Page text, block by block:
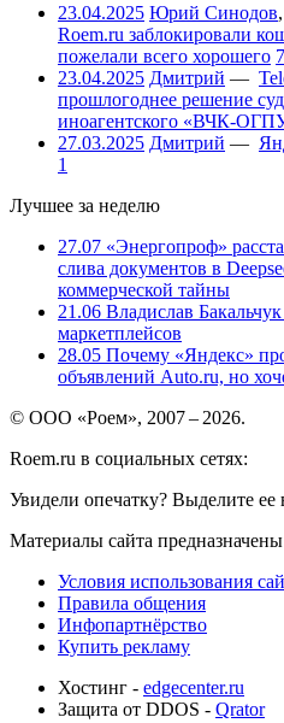
23.04.2025 Юрий Синодов,
Roem.ru заблокировали
пожелали всего хорошего 7
23.04.2025 Дмитрий —
прошлогоднее решение
иноагентского «ВЧК-
27.03.2025 Дмитрий —
1
Лучшее за неделю
27.07 «Энергопроф»
слива документов в
коммерческой тайны
21.06 Владислав
маркетплейсов
28.05 Почему «Яндекс»
объявлений Auto.ru, но
© ООО «Роем», 2007 – 2026.
Roem.ru в социальных сетях:
Увидели опечатку? Выделите
Материалы сайта
Условия использования
Правила общения
Инфопартнёрство
Купить рекламу
Хостинг - edgecenter.ru
Защита от DDOS - Qrator